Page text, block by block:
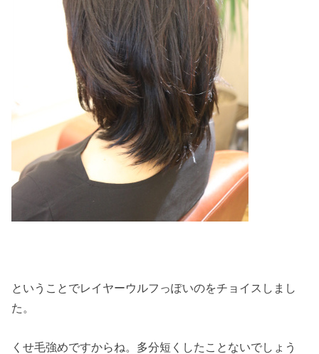
ということでレイヤーウルフっぽいのをチョイスしまし
た。
くせ毛強めですからね。多分短くしたことないでしょう